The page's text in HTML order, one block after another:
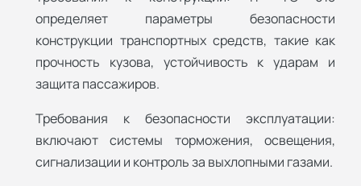
определяет параметры безопасности
конструкции транспортных средств, такие как
прочность кузова, устойчивость к ударам и
защита пассажиров.
Требования к безопасности эксплуатации:
включают системы торможения, освещения,
сигнализации и контроль за выхлопными газами.